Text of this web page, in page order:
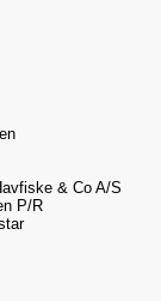
& Co A/S
P/R